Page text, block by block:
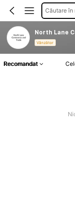
Căutare în
North Lane
Vânzător
Recomandat